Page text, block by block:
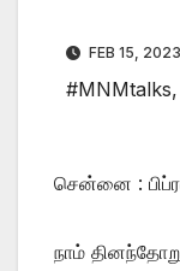
FEB 15, 2023
#MNMtalks,
சென்னை :
நாம்